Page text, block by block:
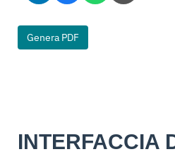
Genera PDF
INTERFACCIA